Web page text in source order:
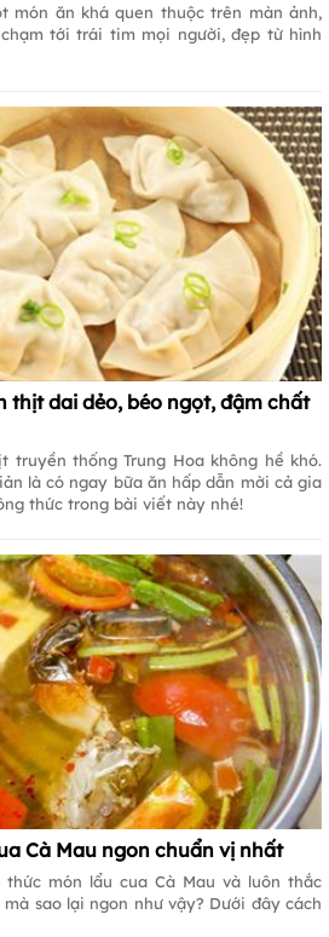
món ăn khá quen thuộc trên màn ảnh,
tới trái tim mọi người, đẹp từ hình
thịt dai dẻo, béo ngọt, đậm chất
truyền thống Trung Hoa không hề khó.
là có ngay bữa ăn hấp dẫn mời cả gia
thức trong bài viết này nhé!
Cà Mau ngon chuẩn vị nhất
món lẩu cua Cà Mau và luôn thắc
sao lại ngon như vậy? Dưới đây cách